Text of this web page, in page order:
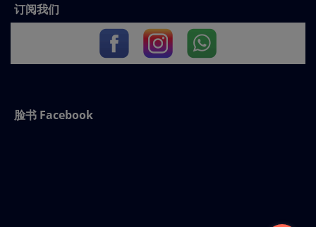
订阅我们
脸书 Facebook